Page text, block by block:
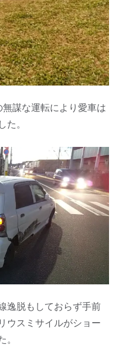
無謀な運転により愛車は
た。
逸脱もしておらず手前
ウスミサイルがショー
。